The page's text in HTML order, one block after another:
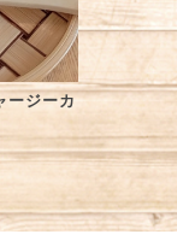
ジーカ